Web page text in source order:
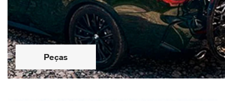
Peças